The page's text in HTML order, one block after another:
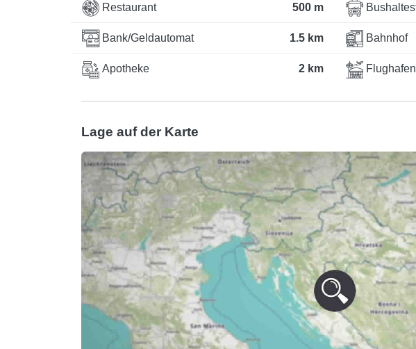
Restaurant 500 m
Bank/Geldautomat 1.5 km
Apotheke 2 km
Bahnhof
Flughafen
Lage auf der Karte